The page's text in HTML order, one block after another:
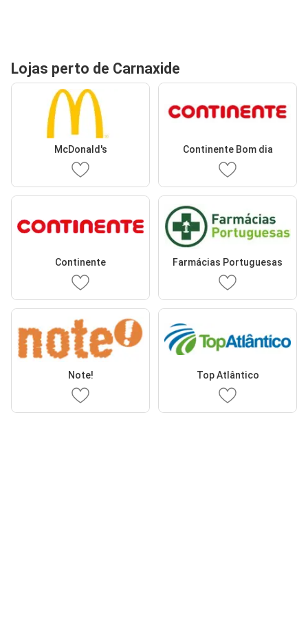
Lojas perto de Carnaxide
McDonald's Continente Bom dia
Continente Farmácias Portuguesas
Note! Top Atlântico